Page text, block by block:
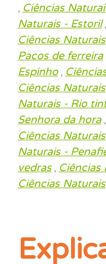
, Ciências
Naturais - Estoril,
Ciências
Pacos de ferreira
Espinho,
Ciências
Naturais - Rio
Senhora da hora,
Ciências
Naturais -
vedras, Ciências
Ciências